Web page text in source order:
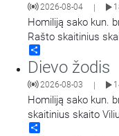
2026-08-04 |
Homiliją sako kun.
Rašto skaitinius
Dievo žodis
2026-08-03 |
Homiliją sako kun.
skaitinius skaito